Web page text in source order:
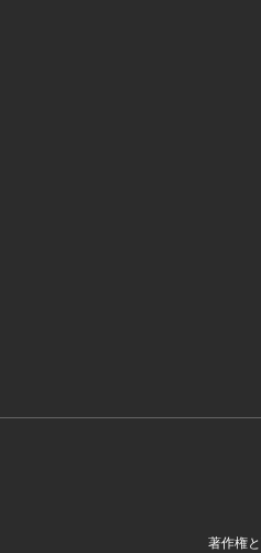
著作権